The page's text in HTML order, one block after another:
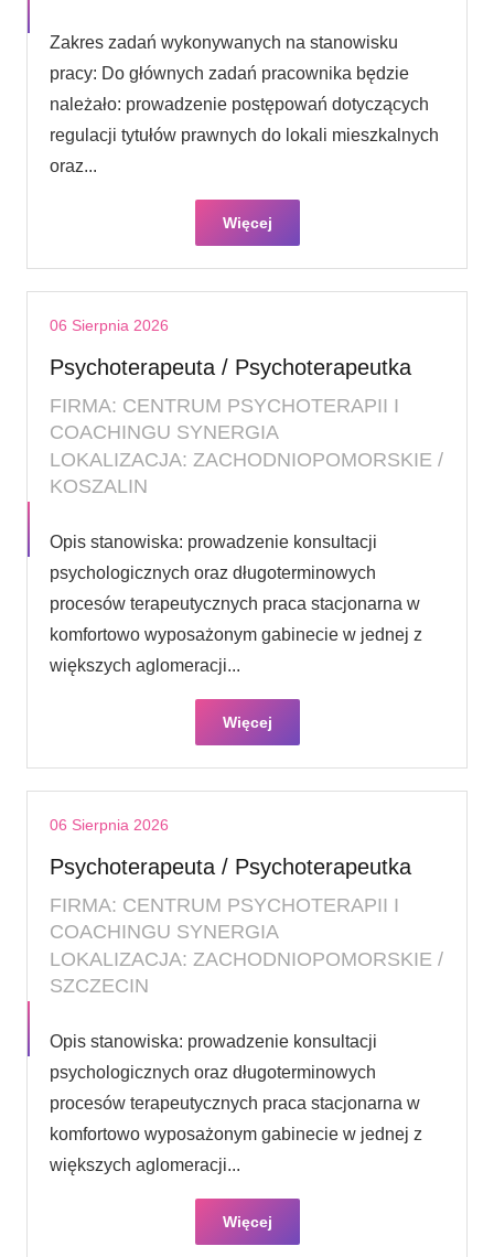
Zakres zadań wykonywanych na stanowisku
pracy: Do głównych zadań pracownika będzie
należało: prowadzenie postępowań dotyczących
regulacji tytułów prawnych do lokali mieszkalnych
oraz...
Więcej
06 Sierpnia 2026
Psychoterapeuta / Psychoterapeutka
FIRMA: CENTRUM PSYCHOTERAPII I
COACHINGU SYNERGIA
LOKALIZACJA: ZACHODNIOPOMORSKIE /
KOSZALIN
Opis stanowiska: prowadzenie konsultacji
psychologicznych oraz długoterminowych
procesów terapeutycznych praca stacjonarna w
komfortowo wyposażonym gabinecie w jednej z
większych aglomeracji...
Więcej
06 Sierpnia 2026
Psychoterapeuta / Psychoterapeutka
FIRMA: CENTRUM PSYCHOTERAPII I
COACHINGU SYNERGIA
LOKALIZACJA: ZACHODNIOPOMORSKIE /
SZCZECIN
Opis stanowiska: prowadzenie konsultacji
psychologicznych oraz długoterminowych
procesów terapeutycznych praca stacjonarna w
komfortowo wyposażonym gabinecie w jednej z
większych aglomeracji...
Więcej